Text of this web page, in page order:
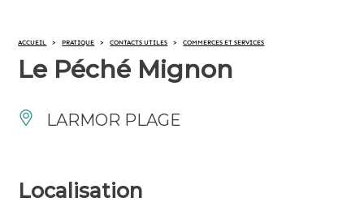
ACCUEIL > PRATIQUE > CONTACTS UTILES > COMMERCES ET SERVICES
Le Péché Mignon
LARMOR PLAGE
Localisation